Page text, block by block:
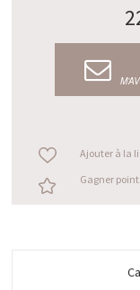
Ajouter à la
Gagner